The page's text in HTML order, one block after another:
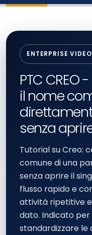
ENTERPRISE
PTC
il nome
senza
Tutorial su Creo:
comune di una
senza aprire il
flusso rapido e
attività ripetitive
dato. Indicato
standardizzare le